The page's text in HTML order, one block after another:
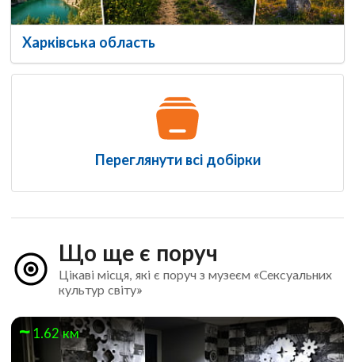
Харківська область
Переглянути всі добірки
Що ще є поруч
Цікаві місця, які є поруч з музеєм «Сексуальних
культур світу»
1.62 км